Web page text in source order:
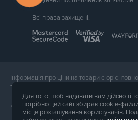
Всі права захищені.
Інформація про ціни на товари є
Точна вартість товару буде названа
підтвердження замовлення. Зовнішній
може відрізнятися від його фотографії.
Для того, щоб надавати вам дійсно ті
потрібно цей сайт збирає cookie-
місце розташування користувачів.